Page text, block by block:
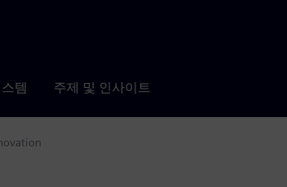
템 주제 및 인사이트